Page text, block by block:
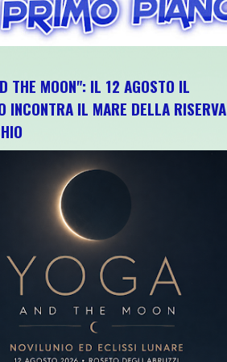
THE MOON": IL 12 AGOSTO IL
INCONTRA IL MARE DELLA RISERVA